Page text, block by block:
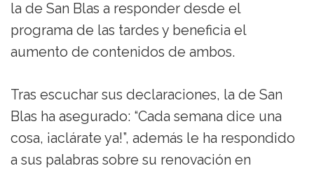
la de San Blas a responder desde el
programa de las tardes y beneficia el
aumento de contenidos de ambos.
Tras escuchar sus declaraciones, la de San
Blas ha asegurado: “Cada semana dice una
cosa, ¡aclárate ya!”, además le ha respondido
a sus palabras sobre su renovación en